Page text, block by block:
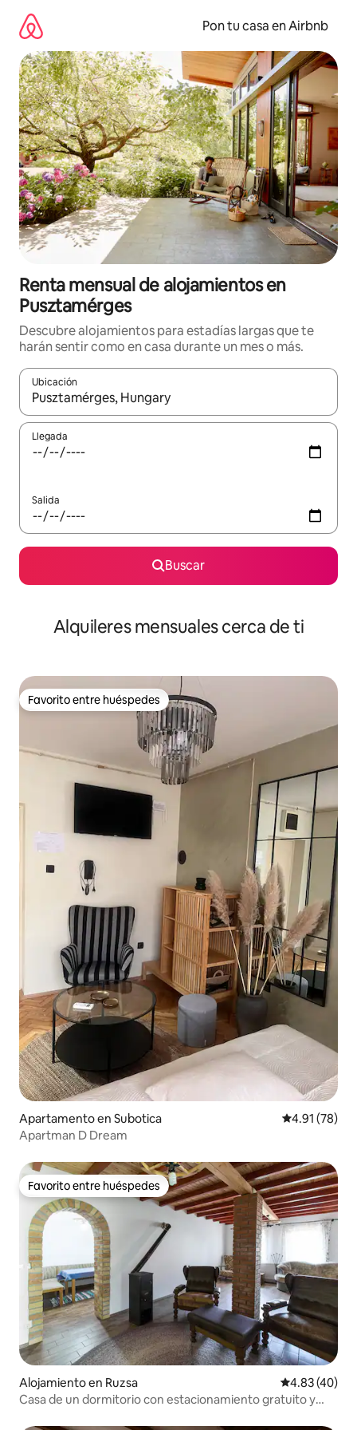
contenido
Pon tu casa en Airbnb
Renta mensual de alojamientos en
Pusztamérges
Descubre alojamientos para estadías largas que te
harán sentir como en casa durante un mes o más.
Ubicación
Cuando los resultados estén disponibles, navega con las
Llegada
Salida
Buscar
Alquileres mensuales cerca de ti
Favorito entre huéspedes
Favorito entre huéspedes
Apartamento en Subotica Calificación
4.91 (78)
Apartman D Dream
Favorito entre huéspedes
Favorito entre huéspedes
Alojamiento en Ruzsa Calificación
4.83 (40)
Casa de un dormitorio con estacionamiento gratuito y